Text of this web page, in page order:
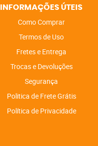
INFORMAÇÕES ÚTEIS
Como Comprar
Termos de Uso
Fretes e Entrega
Trocas e Devoluções
Segurança
Politica de Frete Grátis
Política de Privacidade